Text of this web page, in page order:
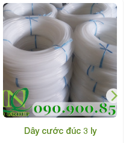
Lưới cước rào gà, vịt màu